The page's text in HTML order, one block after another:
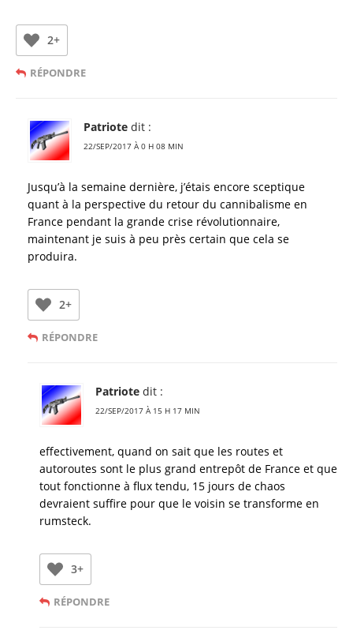
2+
RÉPONDRE
Patriote dit :
22/SEP/2017 À 0 H 08 MIN
Jusqu’à la semaine dernière, j’étais encore sceptique
quant à la perspective du retour du cannibalisme en
France pendant la grande crise révolutionnaire,
maintenant je suis à peu près certain que cela se
produira.
2+
RÉPONDRE
Patriote dit :
22/SEP/2017 À 15 H 17 MIN
effectivement, quand on sait que les routes et
autoroutes sont le plus grand entrepôt de France et que
tout fonctionne à flux tendu, 15 jours de chaos
devraient suffire pour que le voisin se transforme en
rumsteck.
3+
RÉPONDRE